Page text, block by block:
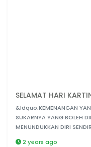
SELAMAT HARI
&ldquo;KEMENANGAN
SUKARNYA YANG BOLEH
MENUNDUKKAN DIRI
2 years ago